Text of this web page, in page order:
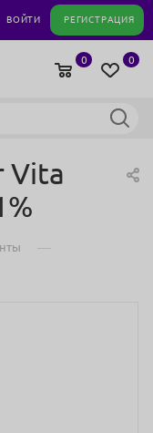
ВОЙТИ РЕГИСТРАЦИЯ
0
0
Vita
—